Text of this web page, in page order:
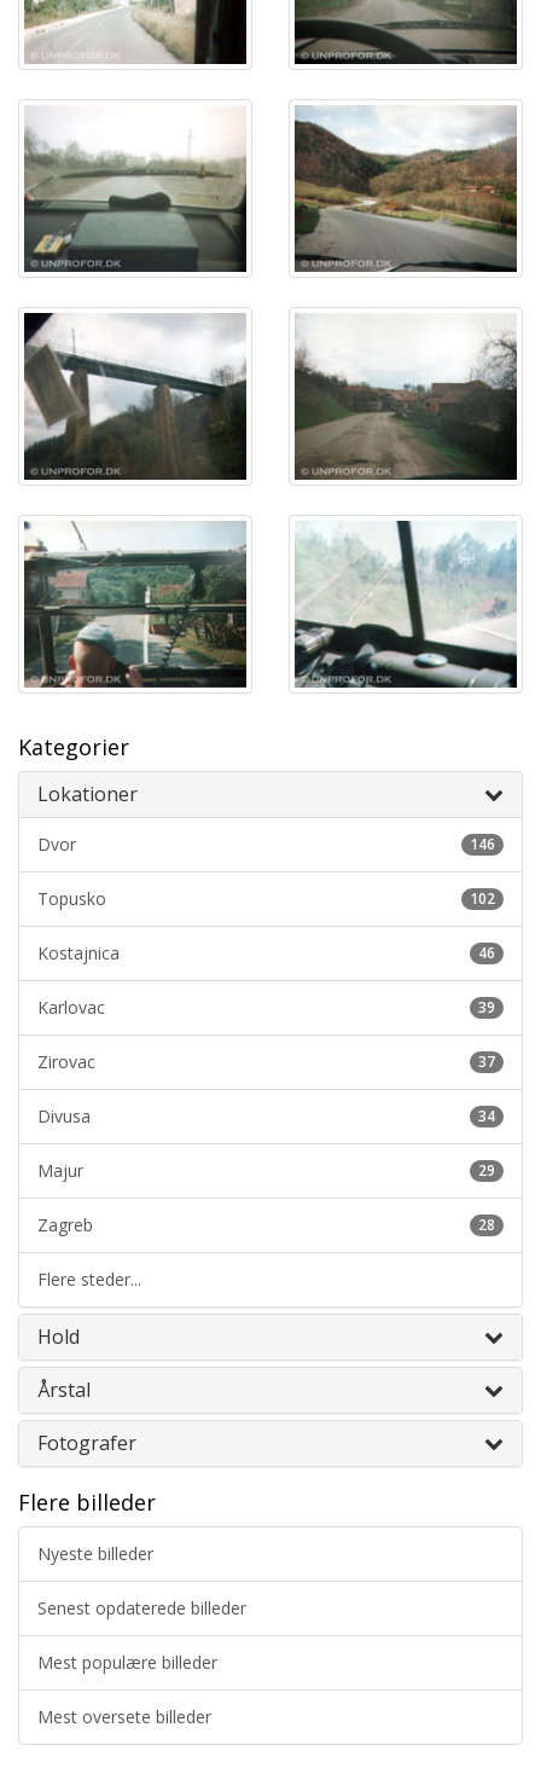
Kategorier
Lokationer
146
Dvor
102
Topusko
46
Kostajnica
39
Karlovac
37
Zirovac
34
Divusa
29
Majur
28
Zagreb
Flere steder...
Hold
Årstal
Fotografer
Flere billeder
Nyeste billeder
Senest opdaterede billeder
Mest populære billeder
Mest oversete billeder